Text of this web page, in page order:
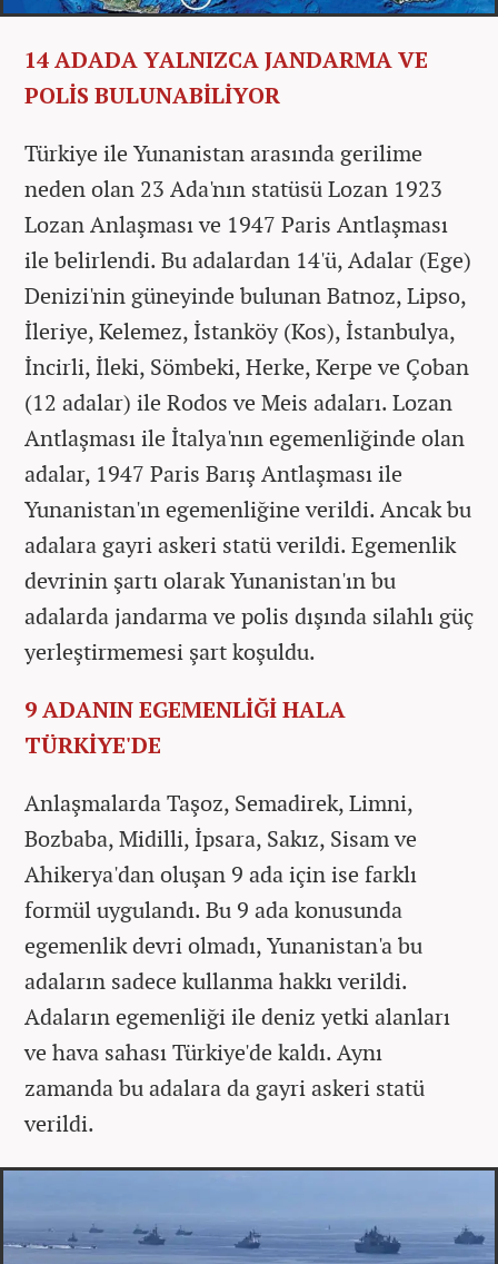
14 ADADA YALNIZCA JANDARMA VE
POLİS BULUNABİLİYOR
Türkiye ile Yunanistan arasında gerilime
neden olan 23 Ada'nın statüsü Lozan 1923
Lozan Anlaşması ve 1947 Paris Antlaşması
ile belirlendi. Bu adalardan 14'ü, Adalar (Ege)
Denizi'nin güneyinde bulunan Batnoz, Lipso,
İleriye, Kelemez, İstanköy (Kos), İstanbulya,
İncirli, İleki, Sömbeki, Herke, Kerpe ve Çoban
(12 adalar) ile Rodos ve Meis adaları. Lozan
Antlaşması ile İtalya'nın egemenliğinde olan
adalar, 1947 Paris Barış Antlaşması ile
Yunanistan'ın egemenliğine verildi. Ancak bu
adalara gayri askeri statü verildi. Egemenlik
devrinin şartı olarak Yunanistan'ın bu
adalarda jandarma ve polis dışında silahlı güç
yerleştirmemesi şart koşuldu.
9 ADANIN EGEMENLİĞİ HALA
TÜRKİYE'DE
Anlaşmalarda Taşoz, Semadirek, Limni,
Bozbaba, Midilli, İpsara, Sakız, Sisam ve
Ahikerya'dan oluşan 9 ada için ise farklı
formül uygulandı. Bu 9 ada konusunda
egemenlik devri olmadı, Yunanistan'a bu
adaların sadece kullanma hakkı verildi.
Adaların egemenliği ile deniz yetki alanları
ve hava sahası Türkiye'de kaldı. Aynı
zamanda bu adalara da gayri askeri statü
verildi.